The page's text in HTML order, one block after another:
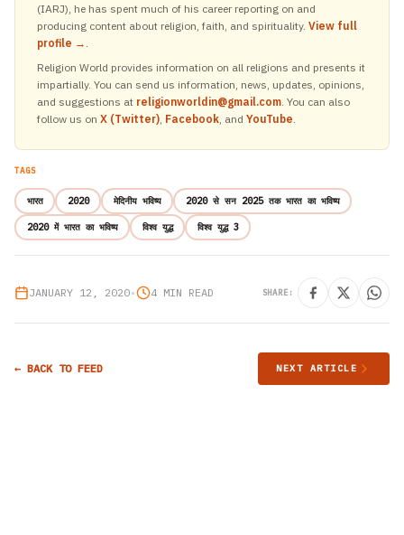
(IARJ), he has spent much of his career reporting on and
producing content about religion, faith, and spirituality. View full
profile → .
Religion World provides information on all religions and presents it
impartially. You can send us information, news, updates, opinions,
and suggestions at religionworldin@gmail.com. You can also
follow us on X (Twitter), Facebook, and YouTube.
TAGS
भारत 2020 मेदिनीय भविष्य 2020 से सन 2025 तक भारत का भविष्य
2020 में भारत का भविष्य विश्व युद्ध विश्व युद्ध 3
JANUARY 12, 2020• 4 MIN READ SHARE:
← BACK TO FEED NEXT ARTICLE